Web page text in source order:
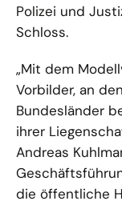
Polizei und
Schloss.
„Mit dem
Vorbilder, an
Bundesländer
ihrer
Andreas
die öffentliche